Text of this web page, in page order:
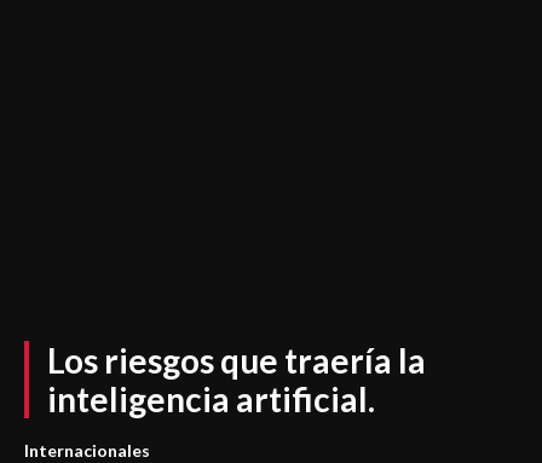
Los riesgos que traería la
inteligencia artificial.
Internacionales